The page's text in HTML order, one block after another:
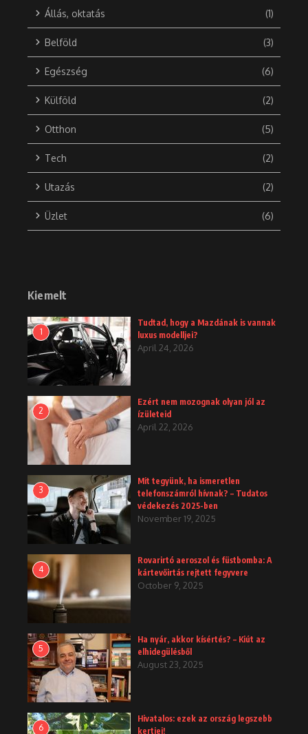
Állás, oktatás (1)
Belföld (3)
Egészség (6)
Külföld (2)
Otthon (5)
Tech (2)
Utazás (2)
Üzlet (6)
Kiemelt
1
Tudtad, hogy a Mazdának is vannak
luxus modelljei?
April 24, 2026
2
Ezért nem mozognak olyan jól az
ízületeid
April 22, 2026
3
Mit tegyünk, ha ismeretlen
telefonszámról hívnak? – Tudatos
védekezés 2025-ben
November 19, 2025
4
Rovarirtó aeroszol és füstbomba: A
kártevőirtás rejtett fegyvere
October 9, 2025
5
Ha nyár, akkor kísértés? – Kiút az
elhidegülésből
August 23, 2025
6
Hivatalos: ezek az ország legszebb
kertjei!